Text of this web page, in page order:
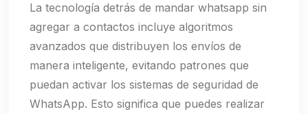
La tecnología detrás de mandar whatsapp sin
agregar a contactos incluye algoritmos
avanzados que distribuyen los envíos de
manera inteligente, evitando patrones que
puedan activar los sistemas de seguridad de
WhatsApp. Esto significa que puedes realizar